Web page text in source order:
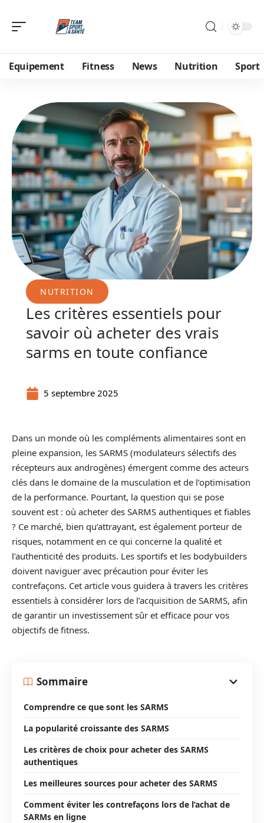
Equipement Fitness News Nutrition Sport
NUTRITION
Les critères essentiels pour
savoir où acheter des vrais
sarms en toute confiance
5 septembre 2025
Dans un monde où les compléments alimentaires sont en
pleine expansion, les SARMS (modulateurs sélectifs des
récepteurs aux androgènes) émergent comme des acteurs
clés dans le domaine de la musculation et de l’optimisation
de la performance. Pourtant, la question qui se pose
souvent est : où acheter des SARMS authentiques et fiables
? Ce marché, bien qu’attrayant, est également porteur de
risques, notamment en ce qui concerne la qualité et
l’authenticité des produits. Les sportifs et les bodybuilders
doivent naviguer avec précaution pour éviter les
contrefaçons. Cet article vous guidera à travers les critères
essentiels à considérer lors de l’acquisition de SARMS, afin
de garantir un investissement sûr et efficace pour vos
objectifs de fitness.
Sommaire
Comprendre ce que sont les SARMS
La popularité croissante des SARMS
Les critères de choix pour acheter des SARMS
authentiques
Les meilleures sources pour acheter des SARMS
Comment éviter les contrefaçons lors de l’achat de
SARMs en ligne